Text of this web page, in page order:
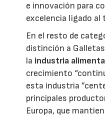
e innovación para
excelencia ligado al
En el resto de
distinción a
la industria
crecimiento
esta industria
principales
Europa, que